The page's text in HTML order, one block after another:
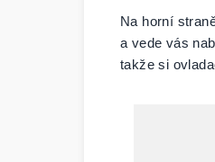
Na horní
a vede vás
takže si